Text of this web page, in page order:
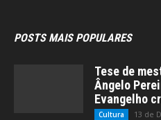
POSTS MAIS POPULARES
Tese de
Ângelo
Evangelho
Cultura 13 de